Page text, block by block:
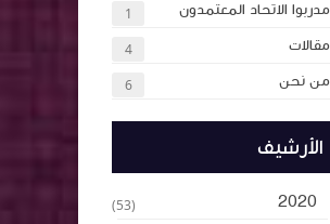
مدربوا الاتحاد المعتمدون 1
مقالات 4
من نحن 6
الأرشيف
2020
(53)